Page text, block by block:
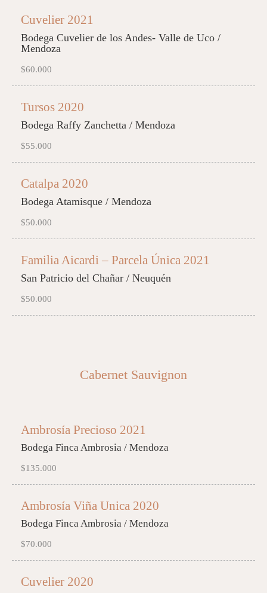
Cuvelier 2021
Bodega Cuvelier de los Andes- Valle de Uco /
Mendoza
$60.000
Tursos 2020
Bodega Raffy Zanchetta / Mendoza
$55.000
Catalpa 2020
Bodega Atamisque / Mendoza
$50.000
Familia Aicardi – Parcela Única 2021
San Patricio del Chañar / Neuquén
$50.000
Cabernet Sauvignon
Ambrosía Precioso 2021
Bodega Finca Ambrosia / Mendoza
$135.000
Ambrosía Viña Unica 2020
Bodega Finca Ambrosia / Mendoza
$70.000
Cuvelier 2020